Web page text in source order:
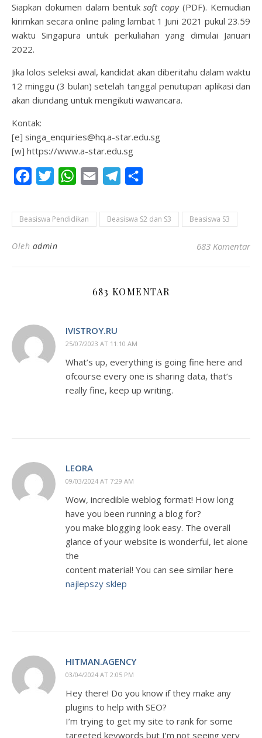
Siapkan dokumen dalam bentuksoft copy(PDF). Kemudian
kirimkan secara online paling lambat 1 Juni 2021 pukul 23.59
waktu Singapura untuk perkuliahan yang dimulai Januari
2022.
Jika lolos seleksi awal, kandidat akan diberitahu dalam waktu
12 minggu (3 bulan) setelah tanggal penutupan aplikasi dan
akan diundang untuk mengikuti wawancara.
Kontak:
[e] singa_enquiries@hq.a-star.edu.sg
[w] https://www.a-star.edu.sg
FacebookTwitterWhatsApp
Email Telegram
Beasiswa Pendidikan Beasiswa S2 dan S3 Beasiswa S3
Oleh admin 683 Komentar
683 KOMENTAR
IVISTROY.RU
25/07/2023 AT 11:10 AM
What’s up, everything is going fine here and
ofcourse every one is sharing data, that’s
really fine, keep up writing.
LEORA
09/03/2024 AT 7:29 AM
Wow, incredible weblog format! How long
have you been running a blog for?
you make blogging look easy. The overall
glance of your website is wonderful, let alone
the
content material! You can see similar here
najlepszy sklep
HITMAN.AGENCY
03/04/2024 AT 2:05 PM
Hey there! Do you know if they make any
plugins to help with SEO?
I’m trying to get my site to rank for some
targeted keywords but I’m not seeing very